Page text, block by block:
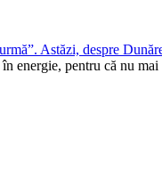
Astăzi, despre
energie, pentru că nu